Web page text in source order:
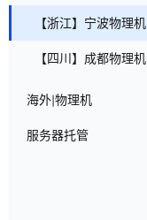
【浙江】宁波物理机
【四川】成都物理机
海外|物理机
服务器托管